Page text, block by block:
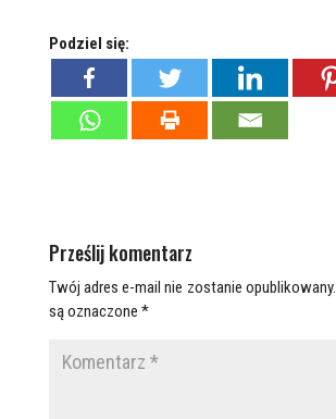
Podziel się:
Prześlij komentarz
Twój adres e-mail nie zostanie opublikowany.
są oznaczone *